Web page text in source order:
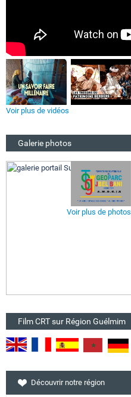
Voir plus de vidéos
Galerie photos
Voir plus de photos
Film CRT sur Région Guélmim
Découvrir notre région